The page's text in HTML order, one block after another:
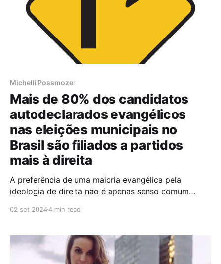
Michelli Possmozer
Mais de 80% dos candidatos
autodeclarados evangélicos
nas eleições municipais no
Brasil são filiados a partidos
mais à direita
A preferência de uma maioria evangélica pela
ideologia de direita não é apenas senso comum
eleitorais. Pelo menos no que diz respeito aos que se
indicação da ocupação profissional ao Tribunal
Superior Eleitoral (TSE)
02 set 20244 min read